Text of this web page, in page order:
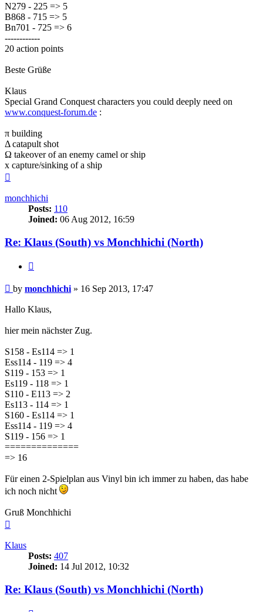
N279 - 225 => 5
B868 - 715 => 5
Bn701 - 725 => 6
------------
20 action points
Beste Grüße
Klaus
Special Grand Conquest characters you could deeply need on
www.conquest-forum.de :
π building
Δ catapult shot
Ω takeover of an enemy camel or ship
x capture/sinking of a ship
monchhichi
Posts: 110
Joined: 06 Aug 2012, 16:59
Re: Klaus (South) vs Monchhichi (North)
Post
by monchhichi » 16 Sep 2013, 17:47
Hallo Klaus,
hier mein nächster Zug.
S158 - Es114 => 1
Ess114 - 119 => 4
S119 - 153 => 1
Es119 - 118 => 1
S110 - E113 => 2
Es113 - 114 => 1
S160 - Es114 => 1
Ess114 - 119 => 4
S119 - 156 => 1
==============
=> 16
Für einen 2-Spielplan aus Vinyl bin ich immer zu haben, das habe
ich noch nicht
Gruß Monchhichi
Klaus
Posts: 407
Joined: 14 Jul 2012, 10:32
Re: Klaus (South) vs Monchhichi (North)